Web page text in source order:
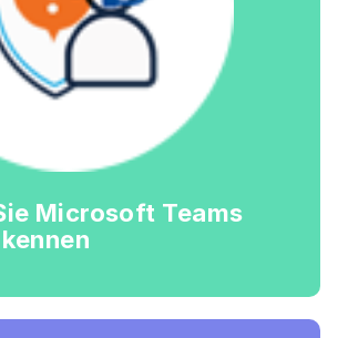
Microsoft Teams